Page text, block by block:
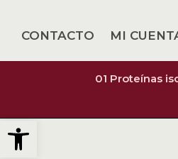
Abrir barra de herramientas
CONTACTO MI
01 Proteínas